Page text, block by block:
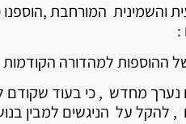
והשמינית המורחבת
:
ההוספות למהדורה הקודמות
נערך מחדש , כי בעוד שקודם
, להקל על הניגשים למבין